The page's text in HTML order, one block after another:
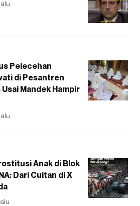
Pelecehan
di Pesantren
Mandek Hampir
Anak di Blok
Dari Cuitan di X